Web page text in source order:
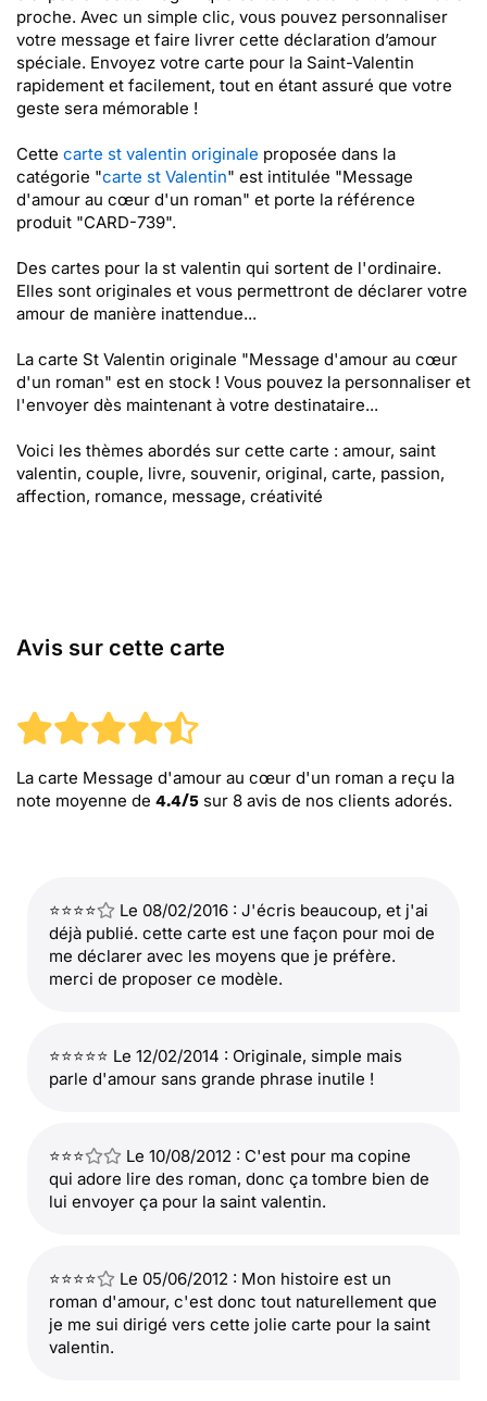
proche. Avec un simple clic, vous pouvez personnaliser
votre message et faire livrer cette déclaration d’amour
spéciale. Envoyez votre carte pour la Saint-Valentin
rapidement et facilement, tout en étant assuré que votre
geste sera mémorable !
Cette carte st valentin originale proposée dans la
catégorie "carte st Valentin" est intitulée "Message
d'amour au cœur d'un roman" et porte la référence
produit "CARD-739".
Des cartes pour la st valentin qui sortent de l'ordinaire.
Elles sont originales et vous permettront de déclarer votre
amour de manière inattendue...
La carte St Valentin originale "Message d'amour au cœur
d'un roman" est en stock ! Vous pouvez la personnaliser et
l'envoyer dès maintenant à votre destinataire...
Voici les thèmes abordés sur cette carte : amour, saint
valentin, couple, livre, souvenir, original, carte, passion,
affection, romance, message, créativité
Avis sur cette carte
La carte Message d'amour au cœur d'un roman a reçu la
note moyenne de 4.4/5 sur 8 avis de nos clients adorés.
⭐⭐⭐⭐
Le 08/02/2016 : J'écris beaucoup, et j'ai
déjà publié. cette carte est une façon pour moi de
me déclarer avec les moyens que je préfère.
merci de proposer ce modèle.
⭐⭐⭐⭐⭐ Le 12/02/2014 : Originale, simple mais
parle d'amour sans grande phrase inutile !
⭐⭐⭐
Le 10/08/2012 : C'est pour ma copine
qui adore lire des roman, donc ça tombre bien de
lui envoyer ça pour la saint valentin.
⭐⭐⭐⭐
Le 05/06/2012 : Mon histoire est un
roman d'amour, c'est donc tout naturellement que
je me sui dirigé vers cette jolie carte pour la saint
valentin.